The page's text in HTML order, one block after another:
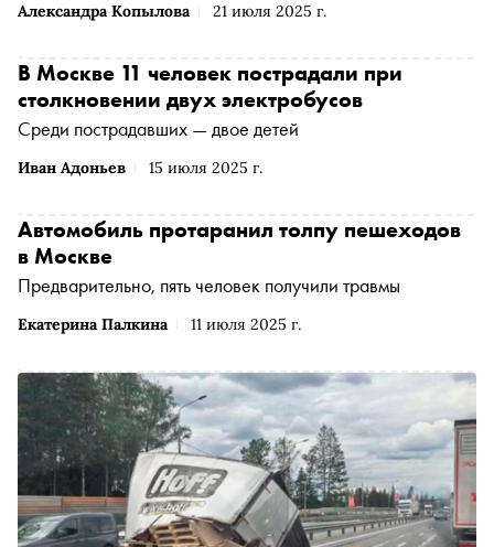
Александра Копылова 21 июля 2025 г.
Иван Адоньев 15 июля 2025 г.
В Москве 11 человек пострадали при
столкновении двух электробусов
Среди пострадавших — двое детей
Екатерина Палкина 11 июля 2025 г.
Автомобиль протаранил толпу пешеходов
в Москве
Предварительно, пять человек получили травмы